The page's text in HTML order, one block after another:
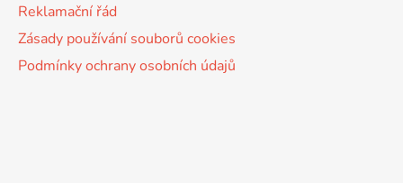
Reklamační řád
Zásady používání souborů cookies
Podmínky ochrany osobních údajů